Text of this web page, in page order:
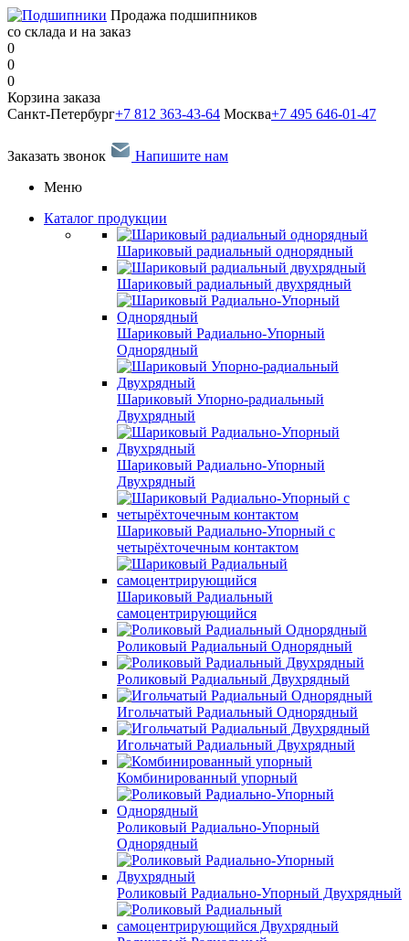
Продажа подшипников
со склада и на заказ
0
0
0
Корзина заказа
Санкт-Петербург+7 812 363-43-64 Москва+7 495 646-01-47
Заказать звонок
Напишите нам
Меню
Каталог продукции
Шариковый радиальный однорядный
Шариковый радиальный двухрядный
Шариковый Радиально-Упорный
Однорядный
Шариковый Упорно-радиальный
Двухрядный
Шариковый Радиально-Упорный
Двухрядный
Шариковый Радиально-Упорный с
четырёхточечным контактом
Шариковый Радиальный
самоцентрирующийся
Роликовый Радиальный Однорядный
Роликовый Радиальный Двухрядный
Игольчатый Радиальный Однорядный
Игольчатый Радиальный Двухрядный
Комбинированный упорный
Роликовый Радиально-Упорный
Однорядный
Роликовый Радиально-Упорный Двухрядный